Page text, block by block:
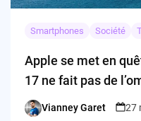
Smartphones Société
Apple se met en
17 ne fait pas de
Posted
Vianney Garet 27